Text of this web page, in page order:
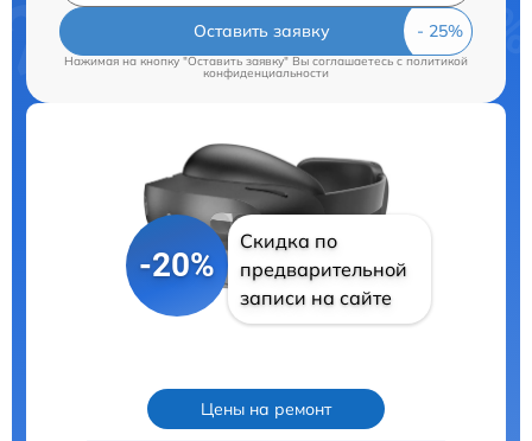
Оставить заявку
Нажимая на кнопку "Оставить заявку" Вы соглашаетесь cполитикой
конфиденциальности
-20%
Скидка по
предварительной
записи на сайте
Цены на ремонт